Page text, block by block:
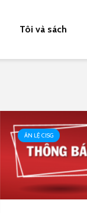
Tôi và sách
ÁN LỆ CISG